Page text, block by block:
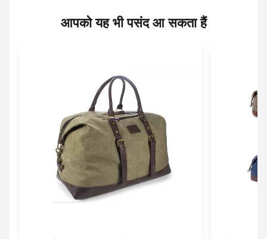
आपको यह भी पसंद आ सकता हैं